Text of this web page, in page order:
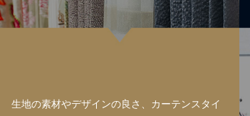
生地の素材やデザインの良さ、カーテンスタイ